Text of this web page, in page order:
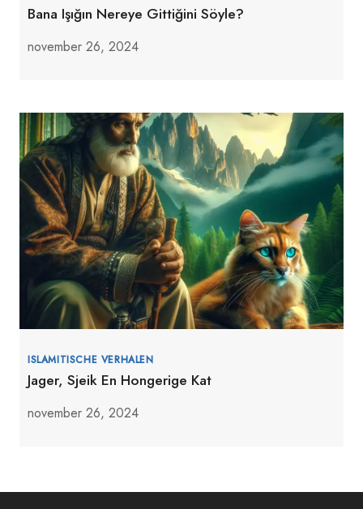
Bana Işığın Nereye Gittiğini Söyle?
november 26, 2024
ISLAMITISCHE VERHALEN
Jager, Sjeik En Hongerige Kat
november 26, 2024